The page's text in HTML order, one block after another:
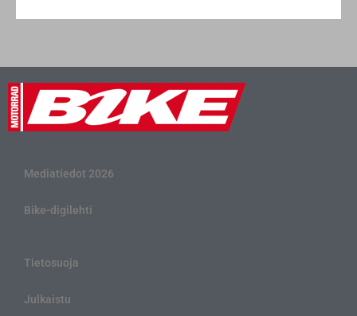
Mediatiedot 2026
Bike-digilehti
Tietosuoja
Julkaistu